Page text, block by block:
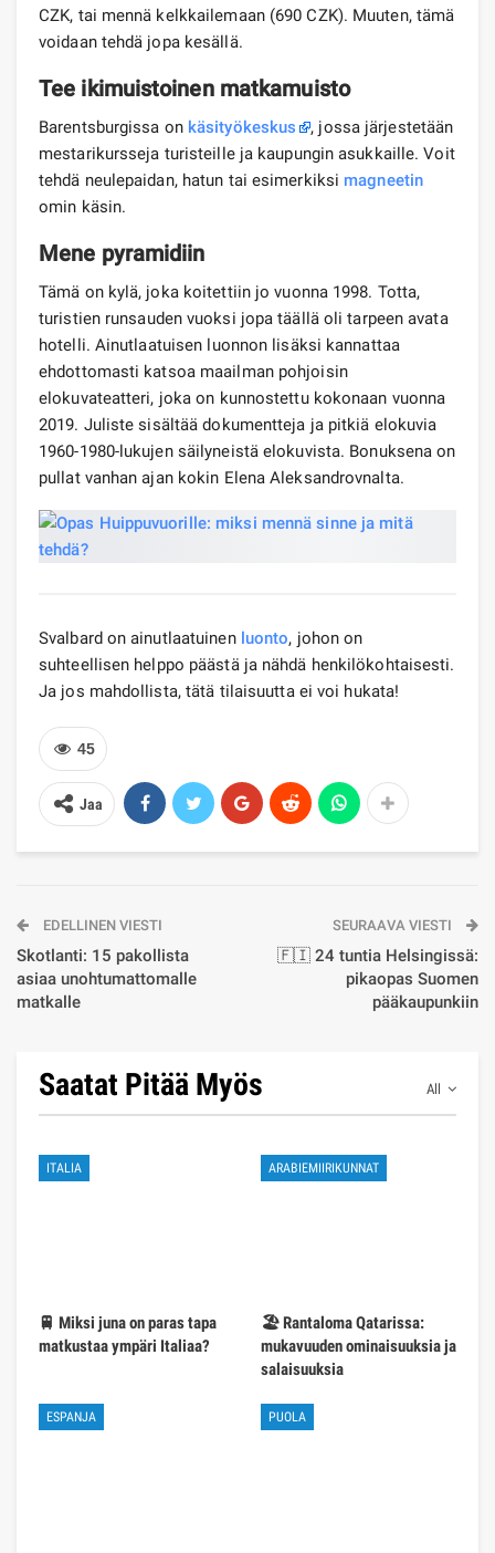
CZK, tai mennä kelkkailemaan (690 CZK). Muuten, tämä
voidaan tehdä jopa kesällä.
Tee ikimuistoinen matkamuisto
Barentsburgissa on käsityökeskus
, jossa järjestetään
mestarikursseja turisteille ja kaupungin asukkaille. Voit
tehdä neulepaidan, hatun tai esimerkiksi magneetin
omin käsin.
Mene pyramidiin
Tämä on kylä, joka koitettiin jo vuonna 1998. Totta,
turistien runsauden vuoksi jopa täällä oli tarpeen avata
hotelli. Ainutlaatuisen luonnon lisäksi kannattaa
ehdottomasti katsoa maailman pohjoisin
elokuvateatteri, joka on kunnostettu kokonaan vuonna
2019. Juliste sisältää dokumentteja ja pitkiä elokuvia
1960-1980-lukujen säilyneistä elokuvista. Bonuksena on
pullat vanhan ajan kokin Elena Aleksandrovnalta.
Svalbard on ainutlaatuinen luonto, johon on
suhteellisen helppo päästä ja nähdä henkilökohtaisesti.
Ja jos mahdollista, tätä tilaisuutta ei voi hukata!
45
Jaa
EDELLINEN VIESTI
Skotlanti: 15 pakollista
asiaa unohtumattomalle
matkalle
SEURAAVA VIESTI
🇫🇮 24 tuntia Helsingissä:
pikaopas Suomen
pääkaupunkiin
All
Saatat Pitää Myös
ITALIA
🚆 Miksi juna on paras tapa
matkustaa ympäri Italiaa?
ARABIEMIIRIKUNNAT
🏖️ Rantaloma Qatarissa:
mukavuuden ominaisuuksia ja
salaisuuksia
ESPANJA PUOLA